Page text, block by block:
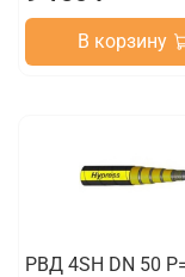
В корзину
РВД 4SH DN 50